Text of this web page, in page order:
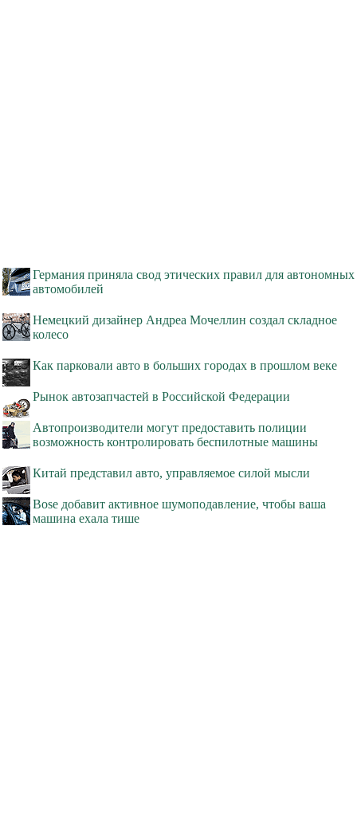
Германия приняла свод этических правил для автономных
автомобилей
Немецкий дизайнер Андреа Мочеллин создал складное
колесо
Как парковали авто в больших городах в прошлом веке
Рынок автозапчастей в Российской Федерации
Автопроизводители могут предоставить полиции
возможность контролировать беспилотные машины
Китай представил авто, управляемое силой мысли
Bose добавит активное шумоподавление, чтобы ваша
машина ехала тише